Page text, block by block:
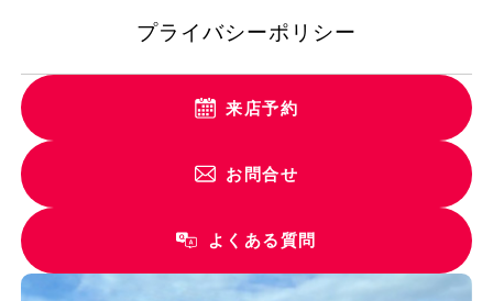
プライバシーポリシー
来店予約
お問合せ
よくある質問